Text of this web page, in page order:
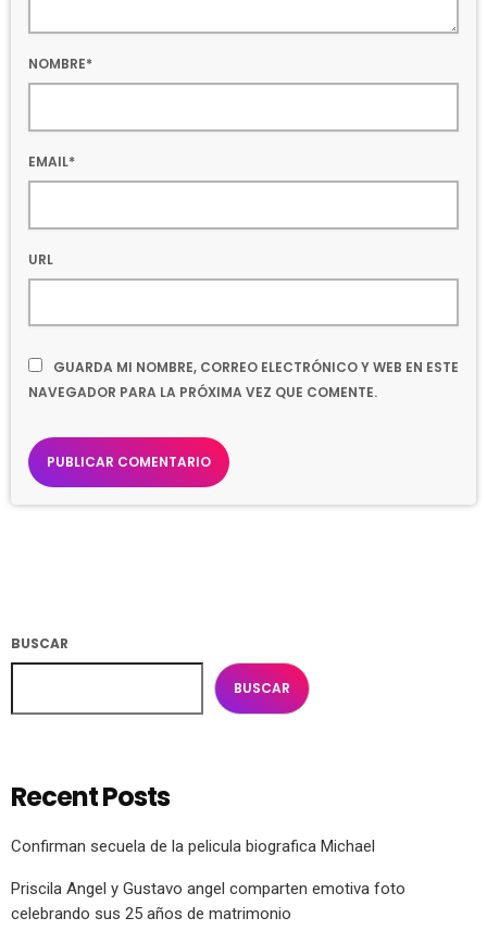
NOMBRE*
EMAIL*
URL
GUARDA MI NOMBRE, CORREO ELECTRÓNICO Y WEB EN ESTE
NAVEGADOR PARA LA PRÓXIMA VEZ QUE COMENTE.
BUSCAR
BUSCAR
Recent Posts
Confirman secuela de la pelicula biografica Michael
Priscila Angel y Gustavo angel comparten emotiva foto
celebrando sus 25 años de matrimonio